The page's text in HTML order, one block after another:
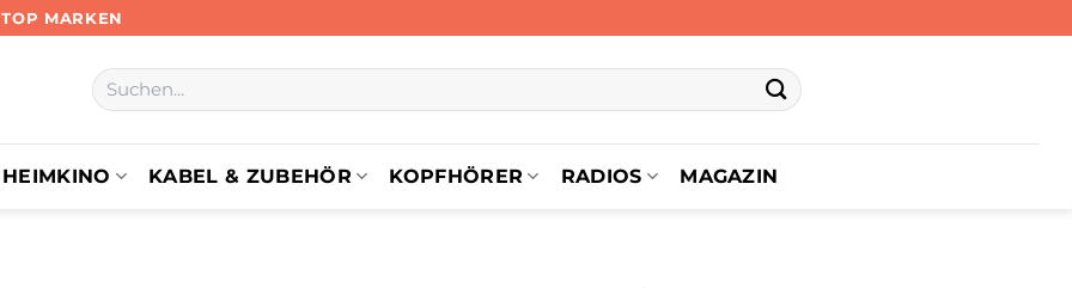
MARKEN
Suchen
nach:
HEIMKINO KABEL & ZUBEHÖR KOPFHÖRER RADIOS MAGAZIN